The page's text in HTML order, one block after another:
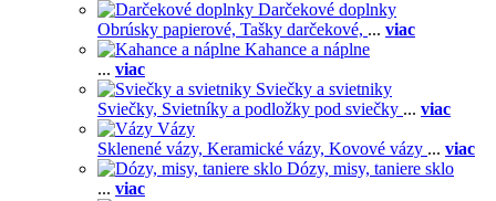
Darčekové doplnky
Obrúsky papierové, Tašky darčekové, ... viac
Kahance a náplne
... viac
Sviečky a svietniky
Sviečky, Svietníky a podložky pod sviečky ... viac
Vázy
Sklenené vázy, Keramické vázy, Kovové vázy ... viac
Dózy, misy, taniere sklo
... viac